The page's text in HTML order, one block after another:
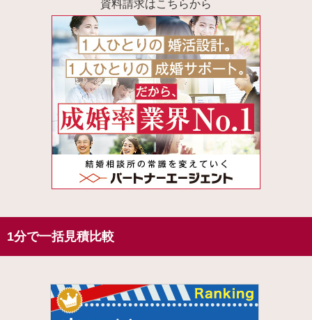
資料請求はこちらから
1分で一括見積比較